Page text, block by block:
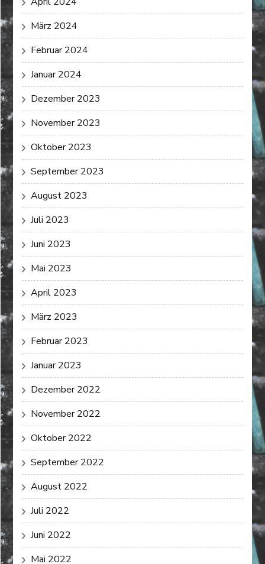
März 2024
Februar 2024
Januar 2024
Dezember 2023
November 2023
Oktober 2023
September 2023
August 2023
Juli 2023
Juni 2023
Mai 2023
April 2023
März 2023
Februar 2023
Januar 2023
Dezember 2022
November 2022
Oktober 2022
September 2022
August 2022
Juli 2022
Juni 2022
Mai 2022